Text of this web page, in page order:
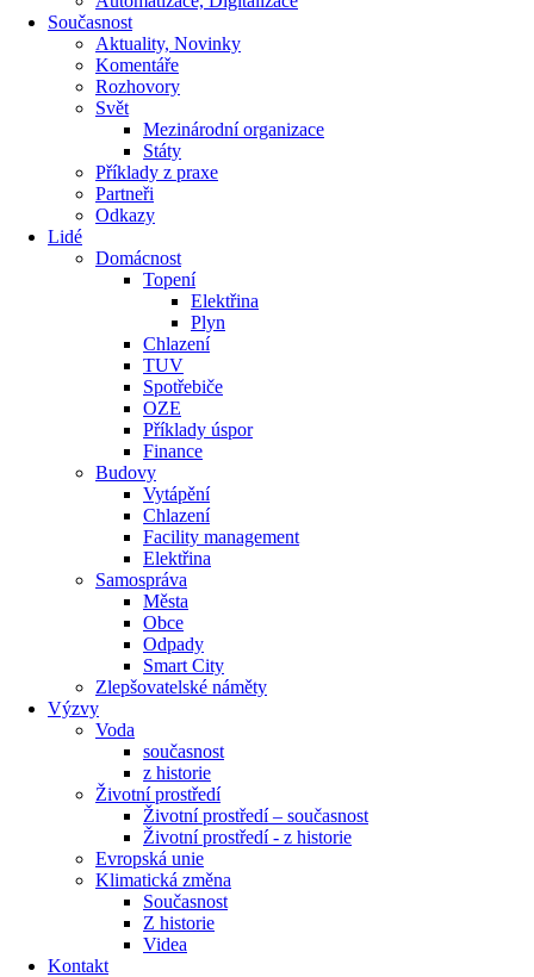
Současnost
Aktuality, Novinky
Komentáře
Rozhovory
Svět
Mezinárodní organizace
Státy
Příklady z praxe
Partneři
Odkazy
Lidé
Domácnost
Topení
Elektřina
Plyn
Chlazení
TUV
Spotřebiče
OZE
Příklady úspor
Finance
Budovy
Vytápění
Chlazení
Facility management
Elektřina
Samospráva
Města
Obce
Odpady
Smart City
Zlepšovatelské náměty
Výzvy
Voda
současnost
z historie
Životní prostředí
Životní prostředí – současnost
Životní prostředí ​- z historie
Evropská unie
Klimatická změna
Současnost
Z historie
Videa
Kontakt